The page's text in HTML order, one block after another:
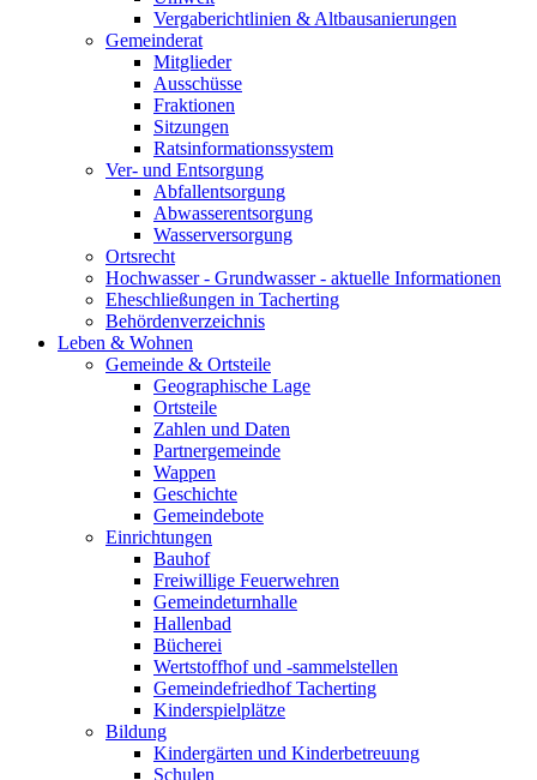
Vergaberichtlinien & Altbausanierungen
Gemeinderat
Mitglieder
Ausschüsse
Fraktionen
Sitzungen
Ratsinformationssystem
Ver- und Entsorgung
Abfallentsorgung
Abwasserentsorgung
Wasserversorgung
Ortsrecht
Hochwasser - Grundwasser - aktuelle Informationen
Eheschließungen in Tacherting
Behördenverzeichnis
Leben & Wohnen
Gemeinde & Ortsteile
Geographische Lage
Ortsteile
Zahlen und Daten
Partnergemeinde
Wappen
Geschichte
Gemeindebote
Einrichtungen
Bauhof
Freiwillige Feuerwehren
Gemeindeturnhalle
Hallenbad
Bücherei
Wertstoffhof und -sammelstellen
Gemeindefriedhof Tacherting
Kinderspielplätze
Bildung
Kindergärten und Kinderbetreuung
Schulen